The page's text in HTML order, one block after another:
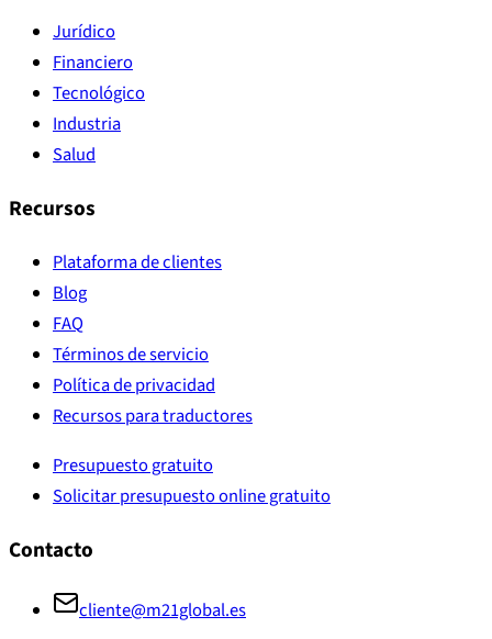
Jurídico
Financiero
Tecnológico
Industria
Salud
Recursos
Plataforma de clientes
Blog
FAQ
Términos de servicio
Política de privacidad
Recursos para traductores
Presupuesto gratuito
Solicitar presupuesto online gratuito
Contacto
cliente@m21global.es